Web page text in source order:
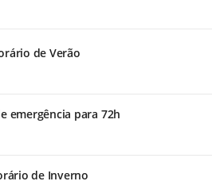
de Verão
emergência para 72h
de Inverno